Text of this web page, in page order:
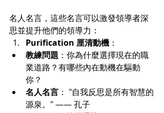
名人名言，這些名言可以激發領導者深
思並提升他們的領導力：
Purification 厘清動機 ：
教練問題 ：你為什麼選擇現在的職
業道路？有哪些內在動機在驅動
你？
名人名言 ： "自我反思是所有智慧的
源泉。" —— 孔子